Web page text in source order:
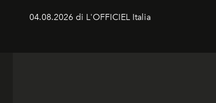
04.08.2026 di L'OFFICIEL Italia